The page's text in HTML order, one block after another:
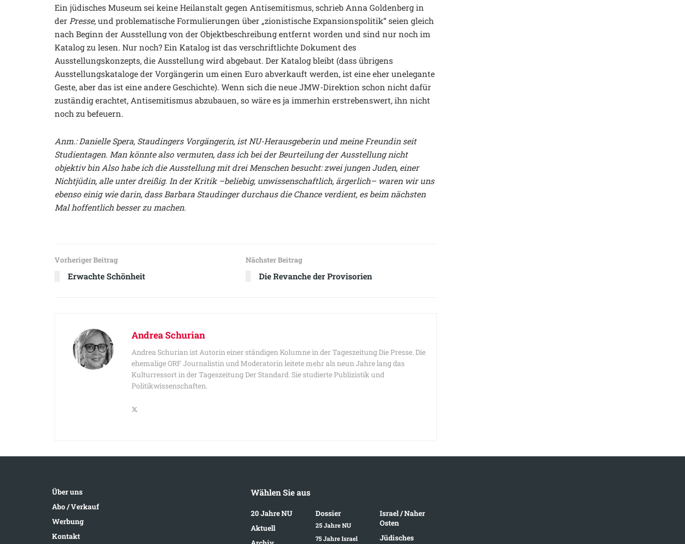
Ein jüdisches Museum sei keine Heilanstalt gegen Antisemitismus, schrieb Anna Goldenberg in
derPresse, und problematische Formulierungen über „zionistische Expansionspolitik“ seien gleich
nach Beginn der Ausstellung von der Objektbeschreibung entfernt worden und sind nur noch im
Katalog zu lesen. Nur noch? Ein Katalog ist das verschriftlichte Dokument des
Ausstellungskonzepts, die Ausstellung wird abgebaut. Der Katalog bleibt (dass übrigens
Ausstellungskataloge der Vorgängerin um einen Euro abverkauft werden, ist eine eher unelegante
Geste, aber das ist eine andere Geschichte). Wenn sich die neue JMW-Direktion schon nicht dafür
zuständig erachtet, Antisemitismus abzubauen, so wäre es ja immerhin erstrebenswert, ihn nicht
noch zu befeuern.
Anm.: Danielle Spera, Staudingers Vorgängerin, ist NU-Herausgeberin und meine Freundin seit
Studientagen. Man könnte also vermuten, dass ich bei der Beurteilung der Ausstellung nicht
objektiv bin Also habe ich die Ausstellung mit drei Menschen besucht: zwei jungen Juden, einer
Nichtjüdin, alle unter dreißig. In der Kritik –beliebig, unwissenschaftlich, ärgerlich– waren wir uns
ebenso einig wie darin, dass Barbara Staudinger durchaus die Chance verdient, es beim nächsten
Mal hoffentlich besser zu machen.
Vorheriger Beitrag
Erwachte Schönheit
Nächster Beitrag
Die Revanche der Provisorien
Andrea Schurian
Andrea Schurian ist Autorin einer ständigen Kolumne in der Tageszeitung Die Presse. Die
ehemalige ORF Journalistin und Moderatorin leitete mehr als neun Jahre lang das
Kulturressort in der Tageszeitung Der Standard. Sie studierte Publizistik und
Politikwissenschaften.
Über uns
Abo / Verkauf
Werbung
Kontakt
Wählen Sie aus
20 Jahre NU
Aktuell
Dossier
25 Jahre NU
75 Jahre Israel
Israel / Naher
Osten
Jüdisches